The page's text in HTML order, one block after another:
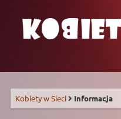
Kobiety w Sieci Informacja